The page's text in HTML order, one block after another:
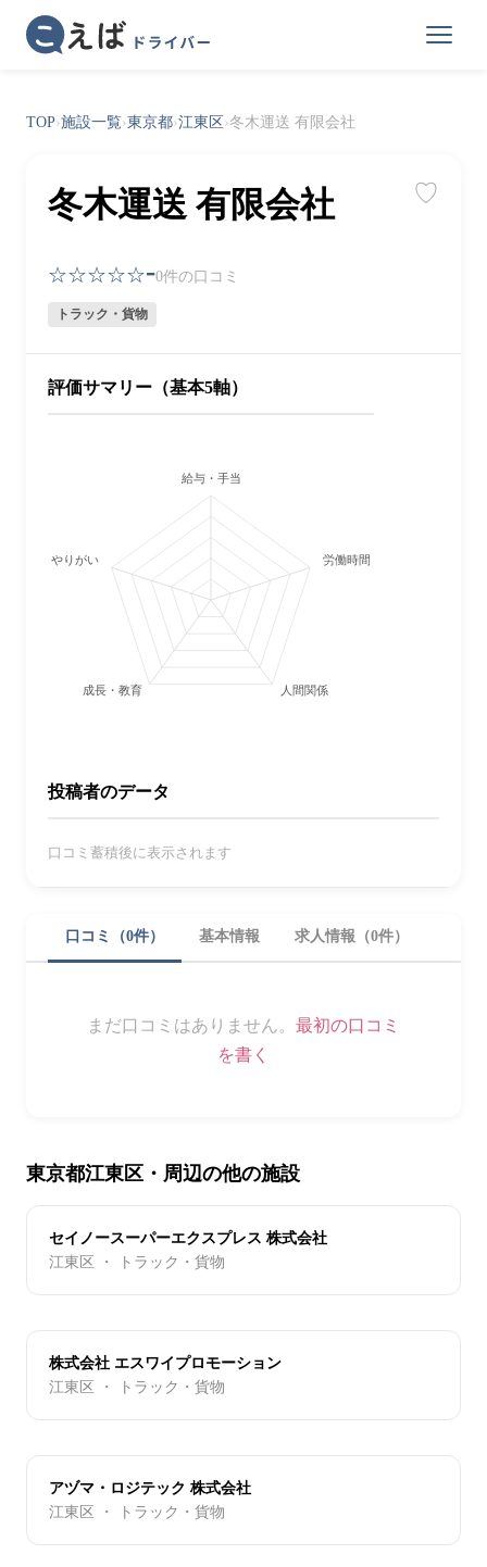
TOP›施設一覧›東京都›江東区 ›冬木運送 有限会社
冬木運送 有限会社 ♡
☆☆☆☆☆-0件の口コミ
トラック・貨物
評価サマリー（基本5軸）
給与・手当
労働時間・休日
人間関係
成長・教育
やりがい
投稿者のデータ
口コミ蓄積後に表示されます
口コミ（0件） 基本情報 求人情報（0件）
まだ口コミはありません。 最初の口コミ
を書く
東京都江東区・周辺の他の施設
セイノースーパーエクスプレス 株式会社
江東区 ・ トラック・貨物
株式会社 エスワイプロモーション
江東区 ・ トラック・貨物
アヅマ・ロジテック 株式会社
江東区 ・ トラック・貨物